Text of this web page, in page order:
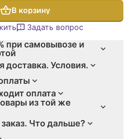
В корзину
Задать вопрос
при самовывозе и
доставка. Условия.
оплата
из той же
Что дальше?